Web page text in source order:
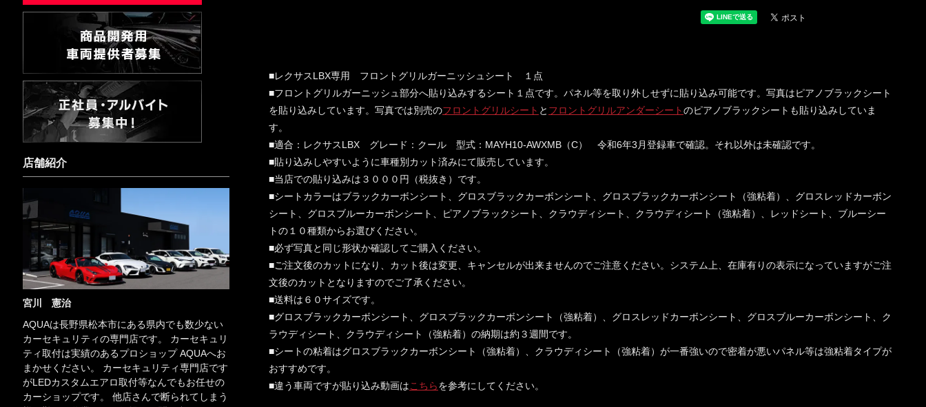
■レクサスLBX専用 フロントグリルガーニッシュシート １点
■フロントグリルガーニッシュ部分へ貼り込みするシート１点です。パネル等を取り外しせずに貼り込み可能です。写真はピアノブラックシート
を貼り込みしています。写真では別売のフロントグリルシート と フロントグリルアンダーシートのピアノブラックシートも貼り込みしていま
す。
■適合：レクサスLBX グレード：クール 型式：MAYH10-AWXMB（C） 令和6年3月登録車で確認。それ以外は未確認です。
■貼り込みしやすいように車種別カット済みにて販売しています。
■当店での貼り込みは３０００円（税抜き）です。
■シートカラーはブラックカーボンシート、グロスブラックカーボンシート、グロスブラックカーボンシート（強粘着）、グロスレッドカーボン
シート、グロスブルーカーボンシート、ピアノブラックシート、クラウディシート、クラウディシート（強粘着）、レッドシート、ブルーシー
トの１０種類からお選びください。
■必ず写真と同じ形状か確認してご購入ください。
■ご注文後のカットになり、カット後は変更、キャンセルが出来ませんのでご注意ください。システム上、在庫有りの表示になっていますがご注
文後のカットとなりますのでご了承ください。
■送料は６０サイズです。
■グロスブラックカーボンシート、グロスブラックカーボンシート（強粘着）、グロスレッドカーボンシート、グロスブルーカーボンシート、ク
ラウディシート、クラウディシート（強粘着）の納期は約３週間です。
■シートの粘着はグロスブラックカーボンシート（強粘着）、クラウディシート（強粘着）が一番強いので密着が悪いパネル等は強粘着タイプが
おすすめです。
■違う車両ですが貼り込み動画はこちらを参考にしてください。
店舗紹介
宮川 憲治
AQUAは長野県松本市にある県内でも数少ない
カーセキュリティの専門店です。 カーセキュリ
ティ取付は実績のあるプロショップ AQUAへお
まかせください。 カーセキュリティ専門店です
がLEDカスタムエアロ取付等なんでもお任せの
カーショップです。 他店さんで断られてしまう